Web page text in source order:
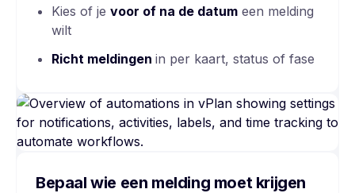
Kies of je voor of na de datum een melding
wilt
Richt meldingen in per kaart, status of fase
Bepaal wie een melding moet krijgen